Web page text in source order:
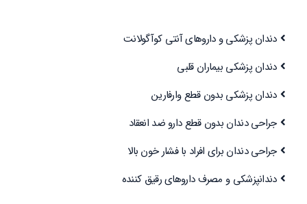
دندان پزشکی و داروهای آنتی کوآگولانت
دندان پزشکی بیماران قلبی
دندان پزشکی بدون قطع وارفارین
جراحی دندان بدون قطع دارو ضد انعقاد
جراحی دندان برای افراد با فشار خون بالا
دندانپزشکی و مصرف داروهای رقیق کننده